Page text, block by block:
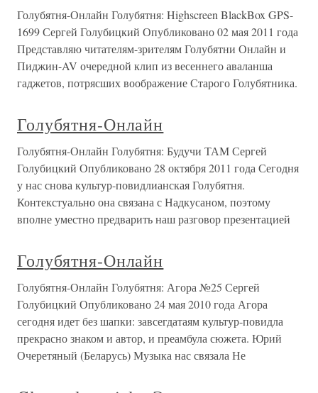
Голубятня-Онлайн Голубятня: Highscreen BlackBox GPS-
1699 Сергей Голубицкий Опубликовано 02 мая 2011 года
Представляю читателям-зрителям Голубятни Онлайн и
Пиджин-AV очередной клип из весеннего аваланша
гаджетов, потрясших воображение Старого Голубятника.
Голубятня-Онлайн
Голубятня-Онлайн Голубятня: Будучи ТАМ Сергей
Голубицкий Опубликовано 28 октября 2011 года Сегодня
у нас снова культур-повидлианская Голубятня.
Контекстуально она связана с Надкусаном, поэтому
вполне уместно предварить наш разговор презентацией
Голубятня-Онлайн
Голубятня-Онлайн Голубятня: Агора №25 Сергей
Голубицкий Опубликовано 24 мая 2010 года Агора
сегодня идет без шапки: завсегдатаям культур-повидла
прекрасно знаком и автор, и преамбула сюжета. Юрий
Очеретяный (Беларусь) Музыка нас связала Не